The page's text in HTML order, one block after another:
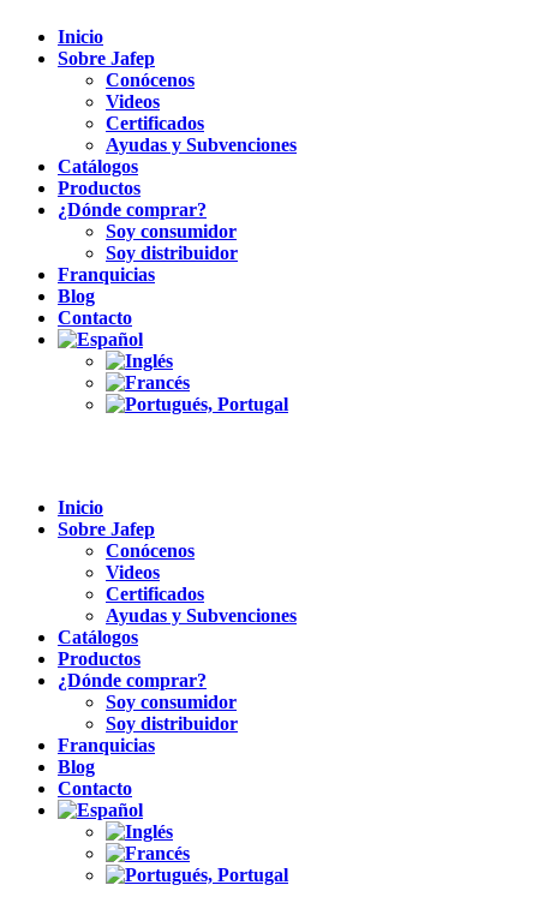
Inicio
Sobre Jafep
Conócenos
Videos
Certificados
Ayudas y Subvenciones
Catálogos
Productos
¿Dónde comprar?
Soy consumidor
Soy distribuidor
Franquicias
Blog
Contacto
Inicio
Sobre Jafep
Conócenos
Videos
Certificados
Ayudas y Subvenciones
Catálogos
Productos
¿Dónde comprar?
Soy consumidor
Soy distribuidor
Franquicias
Blog
Contacto